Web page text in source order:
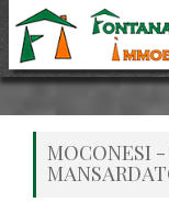
MOCONESI